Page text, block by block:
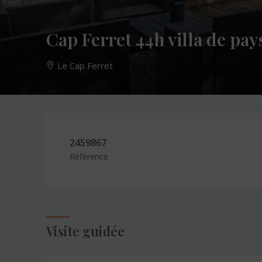
Cap Ferret 44h villa de
Le Cap Ferret
2459867
Référence
Visite guidée